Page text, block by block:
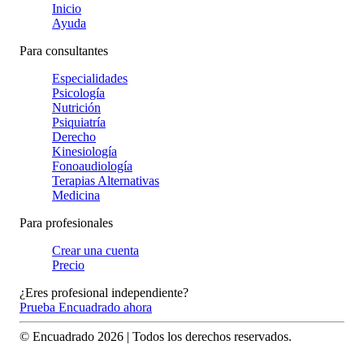
Inicio
Ayuda
Para consultantes
Especialidades
Psicología
Nutrición
Psiquiatría
Derecho
Kinesiología
Fonoaudiología
Terapias Alternativas
Medicina
Para profesionales
Crear una cuenta
Precio
¿Eres profesional independiente?
Prueba Encuadrado ahora
© Encuadrado 2026 | Todos los derechos reservados.